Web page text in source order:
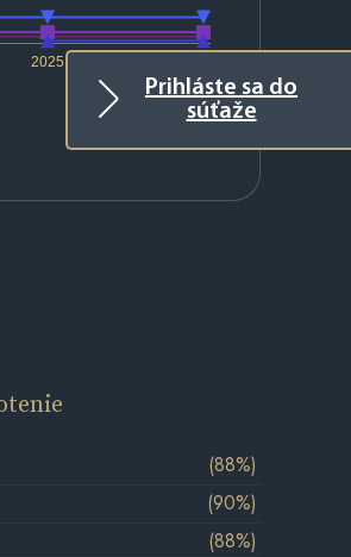
Prihláste sa do
súťaže
2025
(88%)
(90%)
(88%)